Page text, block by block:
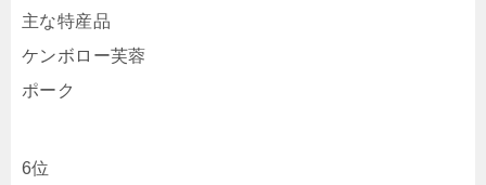
主な特産品
ケンボロー芙蓉
ポーク
6位